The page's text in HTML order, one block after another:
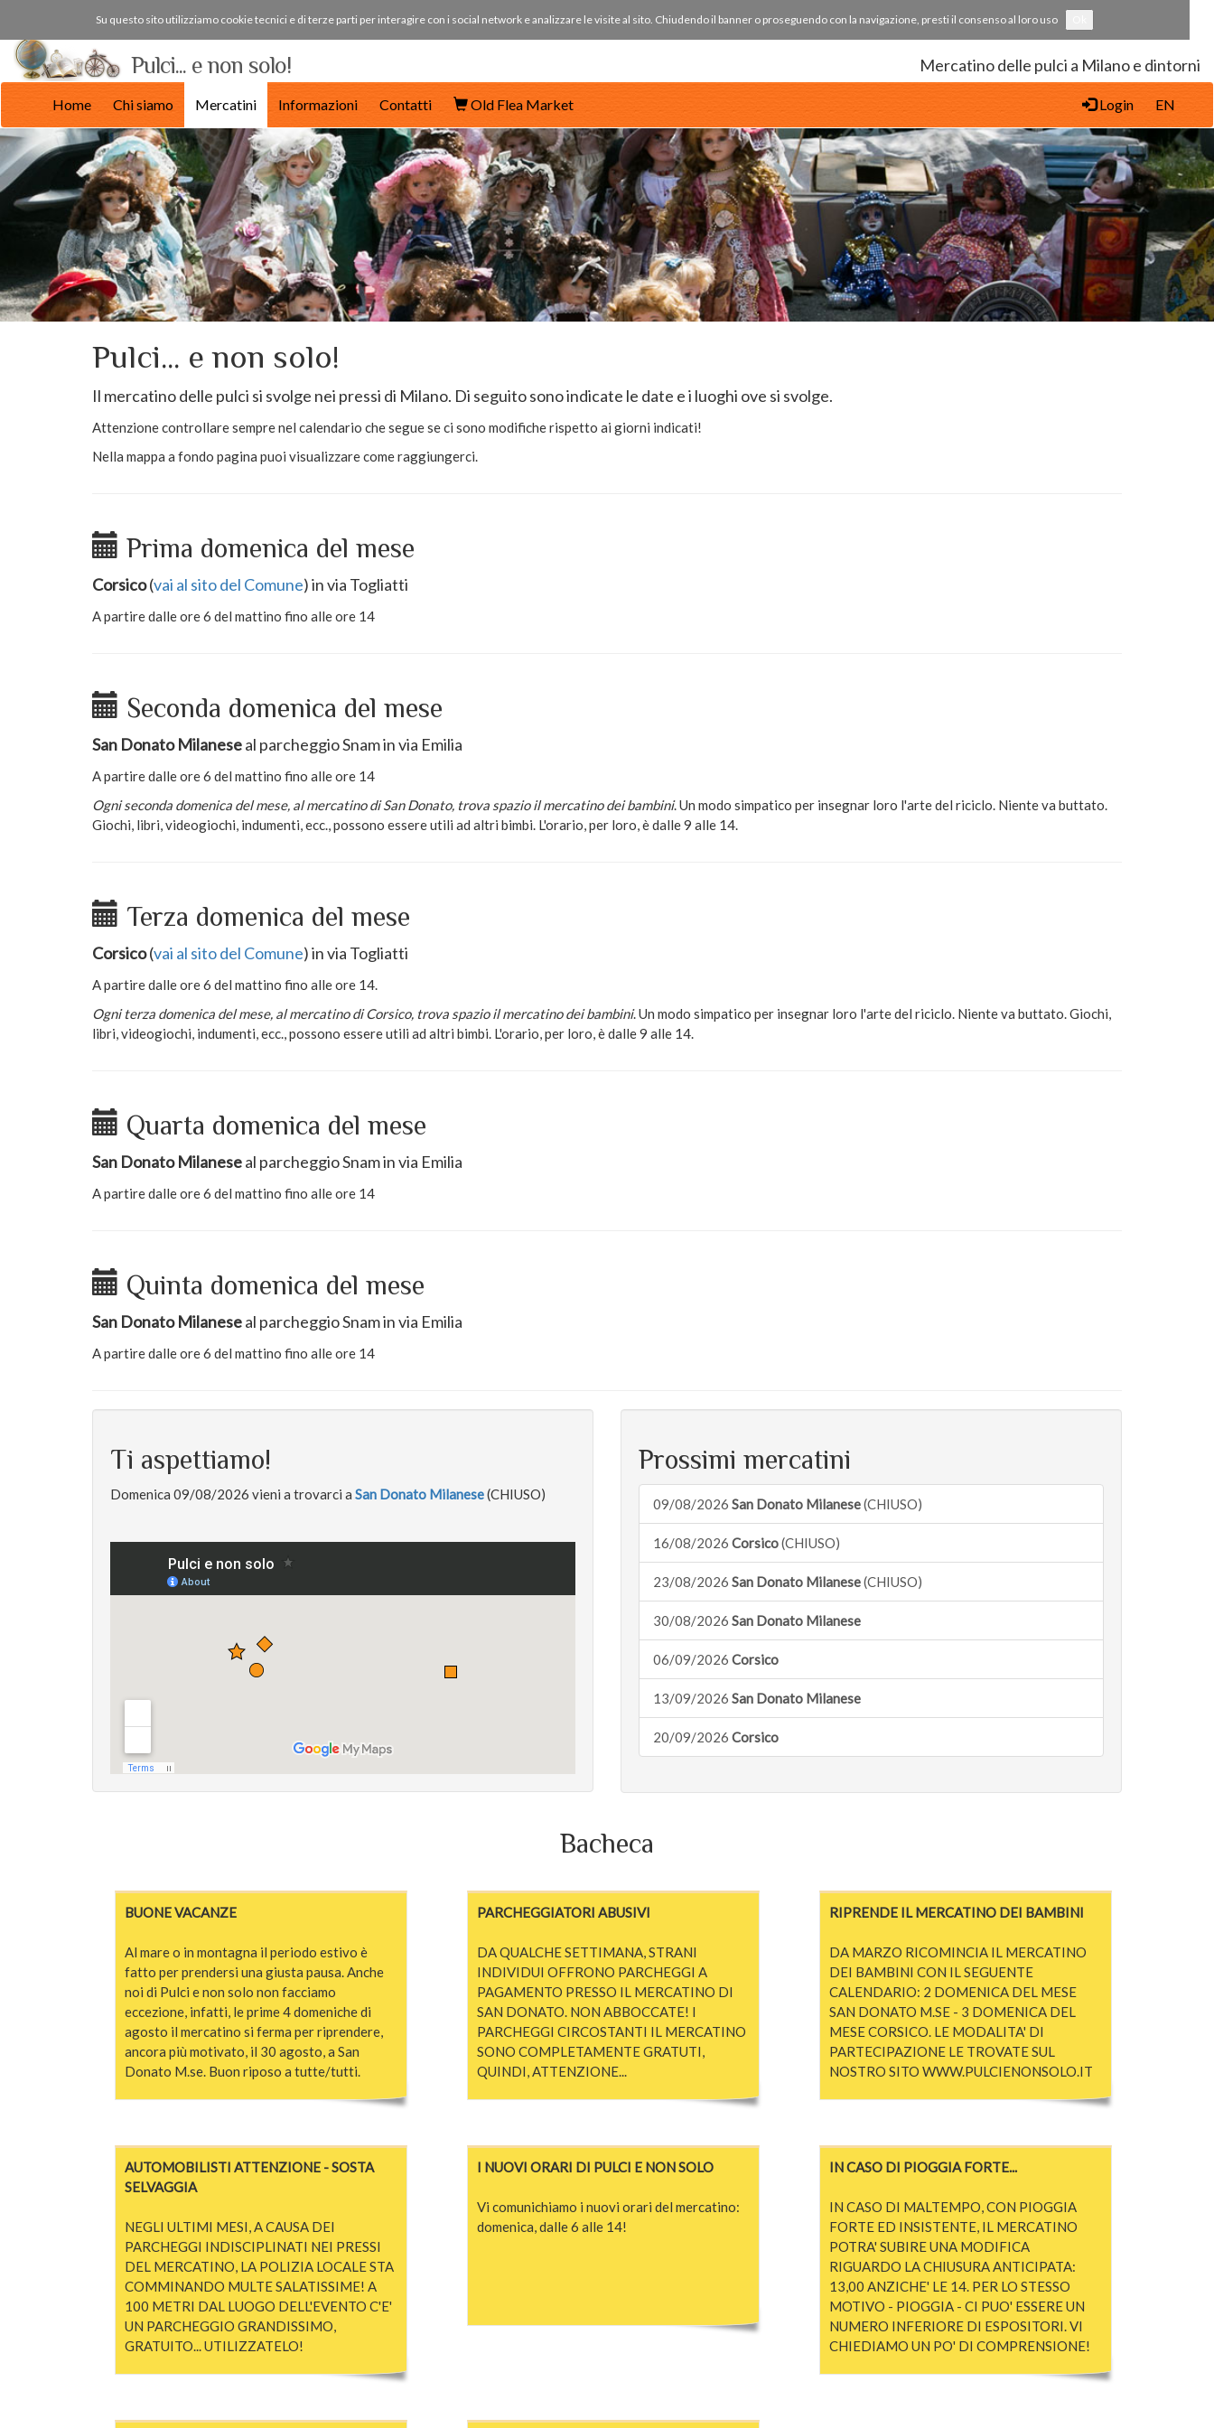
Su questo sito utilizziamo cookie tecnici e di terze parti per interagire con i social network e analizzare le visite al sito. Chiudendo il banner o proseguendo con la navigazione, presti il consenso al loro uso
Pulci... e non solo! Mercatino delle pulci a Milano e dintorni
Home Chi siamo Mercatini Informazioni Contatti Old Flea Market Login EN
Pulci... e non solo!
Il mercatino delle pulci si svolge nei pressi di Milano. Di seguito sono indicate le date e i luoghi ove si svolge.
Attenzione controllare sempre nel calendario che segue se ci sono modifiche rispetto ai giorni indicati!
Nella mappa a fondo pagina puoi visualizzare come raggiungerci.
Prima domenica del mese
Corsico(vai al sito del Comune) in via Togliatti
A partire dalle ore 6 del mattino fino alle ore 14
Seconda domenica del mese
San Donato Milaneseal parcheggio Snam in via Emilia
A partire dalle ore 6 del mattino fino alle ore 14
Ogni seconda domenica del mese, al mercatino di San Donato, trova spazio il mercatino dei bambini. Un modo simpatico per insegnar loro l'arte del riciclo. Niente va buttato.
Giochi, libri, videogiochi, indumenti, ecc., possono essere utili ad altri bimbi. L'orario, per loro, è dalle 9 alle 14.
Terza domenica del mese
Corsico(vai al sito del Comune) in via Togliatti
A partire dalle ore 6 del mattino fino alle ore 14.
Ogni terza domenica del mese, al mercatino di Corsico, trova spazio il mercatino dei bambini. Un modo simpatico per insegnar loro l'arte del riciclo. Niente va buttato. Giochi,
libri, videogiochi, indumenti, ecc., possono essere utili ad altri bimbi. L'orario, per loro, è dalle 9 alle 14.
Quarta domenica del mese
San Donato Milaneseal parcheggio Snam in via Emilia
A partire dalle ore 6 del mattino fino alle ore 14
Quinta domenica del mese
San Donato Milaneseal parcheggio Snam in via Emilia
A partire dalle ore 6 del mattino fino alle ore 14
Ti aspettiamo!
Domenica 09/08/2026 vieni a trovarci a San Donato Milanese(CHIUSO)
Prossimi mercatini
09/08/2026 San Donato Milanese(CHIUSO)
16/08/2026 Corsico(CHIUSO)
23/08/2026 San Donato Milanese(CHIUSO)
30/08/2026 San Donato Milanese
06/09/2026 Corsico
13/09/2026 San Donato Milanese
20/09/2026 Corsico
Bacheca
BUONE VACANZE
Al mare o in montagna il periodo estivo è
fatto per prendersi una giusta pausa. Anche
noi di Pulci e non solo non facciamo
eccezione, infatti, le prime 4 domeniche di
agosto il mercatino si ferma per riprendere,
ancora più motivato, il 30 agosto, a San
Donato M.se. Buon riposo a tutte/tutti.
PARCHEGGIATORI ABUSIVI
DA QUALCHE SETTIMANA, STRANI
INDIVIDUI OFFRONO PARCHEGGI A
PAGAMENTO PRESSO IL MERCATINO DI
SAN DONATO. NON ABBOCCATE! I
PARCHEGGI CIRCOSTANTI IL MERCATINO
SONO COMPLETAMENTE GRATUTI,
QUINDI, ATTENZIONE...
RIPRENDE IL MERCATINO DEI BAMBINI
DA MARZO RICOMINCIA IL MERCATINO
DEI BAMBINI CON IL SEGUENTE
CALENDARIO: 2 DOMENICA DEL MESE
SAN DONATO M.SE - 3 DOMENICA DEL
MESE CORSICO. LE MODALITA' DI
PARTECIPAZIONE LE TROVATE SUL
NOSTRO SITO WWW.PULCIENONSOLO.IT
AUTOMOBILISTI ATTENZIONE - SOSTA
SELVAGGIA
NEGLI ULTIMI MESI, A CAUSA DEI
PARCHEGGI INDISCIPLINATI NEI PRESSI
DEL MERCATINO, LA POLIZIA LOCALE STA
COMMINANDO MULTE SALATISSIME! A
100 METRI DAL LUOGO DELL'EVENTO C'E'
UN PARCHEGGIO GRANDISSIMO,
GRATUITO... UTILIZZATELO!
I NUOVI ORARI DI PULCI E NON SOLO
Vi comunichiamo i nuovi orari del mercatino:
domenica, dalle 6 alle 14!
IN CASO DI PIOGGIA FORTE...
IN CASO DI MALTEMPO, CON PIOGGIA
FORTE ED INSISTENTE, IL MERCATINO
POTRA' SUBIRE UNA MODIFICA
RIGUARDO LA CHIUSURA ANTICIPATA:
13,00 ANZICHE' LE 14. PER LO STESSO
MOTIVO - PIOGGIA - CI PUO' ESSERE UN
NUMERO INFERIORE DI ESPOSITORI. VI
CHIEDIAMO UN PO' DI COMPRENSIONE!